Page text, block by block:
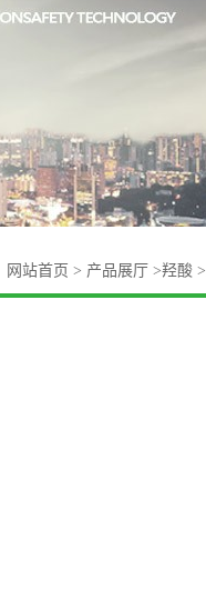
网站首页 > 产品展厅 >羟酸 >